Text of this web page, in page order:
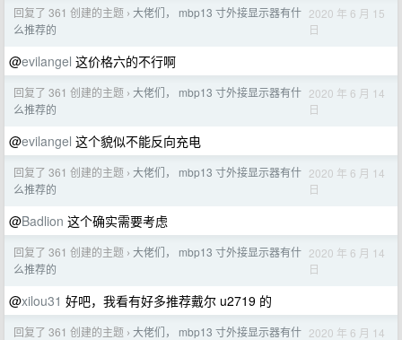
回复了 361 创建的主题 › 大佬们， mbp13 寸外接显示器有什
么推荐的
2020 年 6 月 15
日
@evilangel 这价格六的不行啊
回复了 361 创建的主题 › 大佬们， mbp13 寸外接显示器有什
么推荐的
2020 年 6 月 14
日
@evilangel 这个貌似不能反向充电
回复了 361 创建的主题 › 大佬们， mbp13 寸外接显示器有什
么推荐的
2020 年 6 月 14
日
@Badlion 这个确实需要考虑
回复了 361 创建的主题 › 大佬们， mbp13 寸外接显示器有什
么推荐的
2020 年 6 月 14
日
@xilou31 好吧，我看有好多推荐戴尔 u2719 的
回复了 361 创建的主题 › 大佬们， mbp13 寸外接显示器有什 2020 年 6 月 14